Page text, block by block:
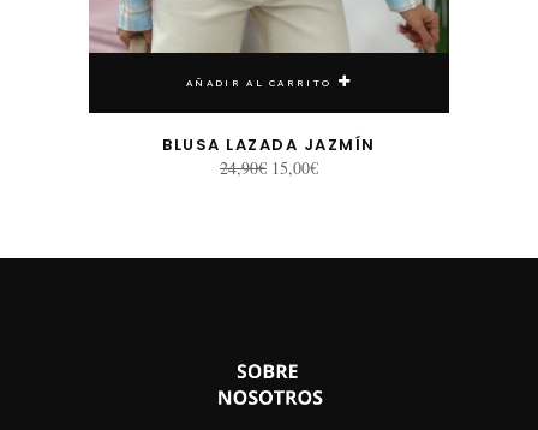
AÑADIR AL CARRITO
BLUSA LAZADA JAZMÍN
24,90€ El
precio
15,00€El